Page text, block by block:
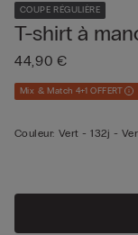
COUPE RÉGULIÈRE
T-shirt à
44,90 €
Mix & Match 4+1 OFFERT
Couleur: Vert -132j -